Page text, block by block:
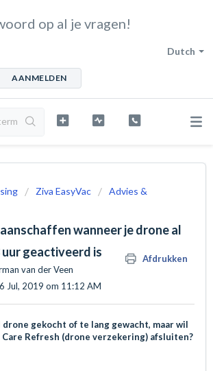
op al je vragen!
Dutch
AANMELDEN
Ziva EasyVac
Advies &
wanneer je drone al
geactiveerd is
Afdrukken
van der Veen
Jul, 2019 om 11:12 AM
drone gekocht of te lang gewacht, maar wil
Refresh (drone verzekering) afsluiten?